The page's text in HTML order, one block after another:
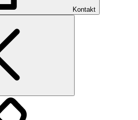
Kontakt